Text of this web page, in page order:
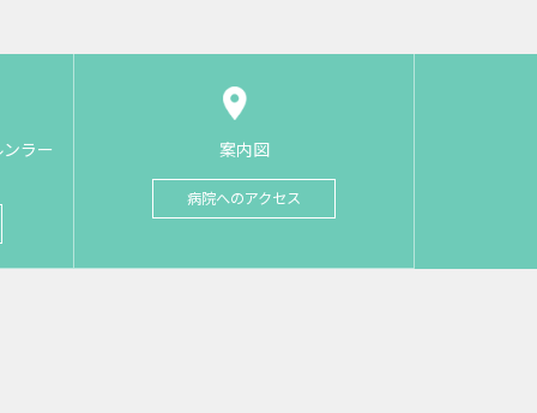
ラー 案内図
病院へのアクセス